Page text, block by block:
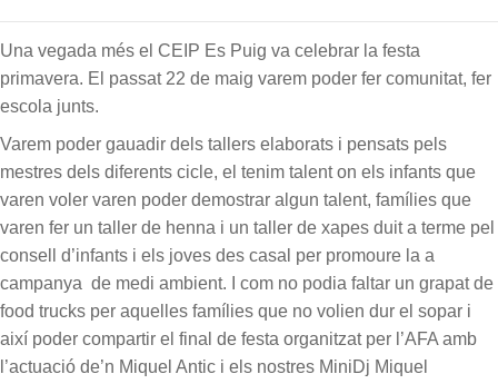
Una vegada més el CEIP Es Puig va celebrar la festa
primavera. El passat 22 de maig varem poder fer comunitat, fer
escola junts.
Varem poder gauadir dels tallers elaborats i pensats pels
mestres dels diferents cicle, el tenim talent on els infants que
varen voler varen poder demostrar algun talent, famílies que
varen fer un taller de henna i un taller de xapes duit a terme pel
consell d’infants i els joves des casal per promoure la a
campanya de medi ambient. I com no podia faltar un grapat de
food trucks per aquelles famílies que no volien dur el sopar i
així poder compartir el final de festa organitzat per l’AFA amb
l’actuació de’n Miquel Antic i els nostres MiniDj Miquel